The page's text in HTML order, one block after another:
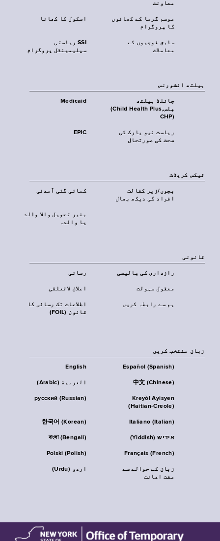
معاونت
اسکول کا کھانا
موسم گرما کے کھانوں
کا پروگرام
SSI ریاستی
سپلیمینٹل پروگرام
سابق فوجیوں کے
معاملات
‏ہیلتھ انشورنس
Medicaid
چائلڈ ہیلتھ
پلس‎(Child Health Plus,
CHP)‎
EPIC
ریاست نیو یارک کی
صحت کی صورتحال
ٹیکس کریڈٹ
کمائی گئی آمدنی
بچوں/زیر کفالت
افراد کی دیکھ بھال
بغیر تحویل والا والد
یا والدہ
قانونی
رسائی رازداری کی پالیسی
اعلان لاتعلقی معقول سہولت
اطلاعات تک رسائی کا
قانون (FOIL)
ہم سے رابطہ کریں
زبان منتخب کریں
English Español (Spanish)
العربية (Arabic) 中文 (Chinese)
русский (Russian)
Kreyòl Ayisyen
(Haitian-Creole)
한국어 (Korean) Italiano (Italian)
বাংলা (Bengali) אידיש (Yiddish)
Polski (Polish) Français (French)
اردو (Urdu)
زبان کے حوالے سے
مفت اعانت